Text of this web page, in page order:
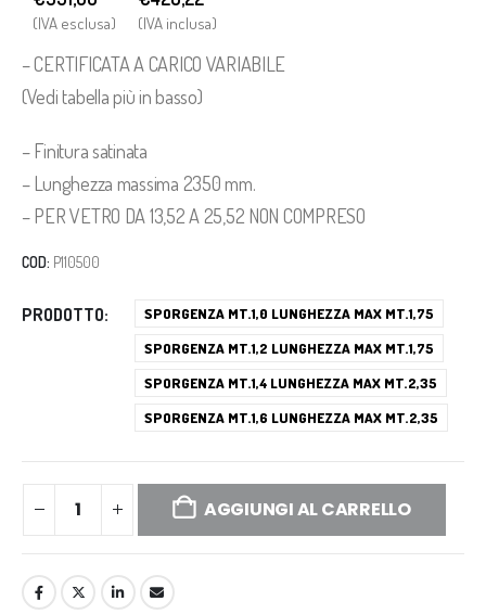
(IVA esclusa) (IVA inclusa)
– CERTIFICATA A CARICO VARIABILE
(Vedi tabella più in basso)
– Finitura satinata
– Lunghezza massima 2350 mm.
– PER VETRO DA 13,52 A 25,52 NON COMPRESO
COD: P110500
PRODOTTO
SPORGENZA MT.1,0 LUNGHEZZA MAX MT.1,75
SPORGENZA MT.1,2 LUNGHEZZA MAX MT.1,75
SPORGENZA MT.1,4 LUNGHEZZA MAX MT.2,35
SPORGENZA MT.1,6 LUNGHEZZA MAX MT.2,35
AGGIUNGI AL CARRELLO